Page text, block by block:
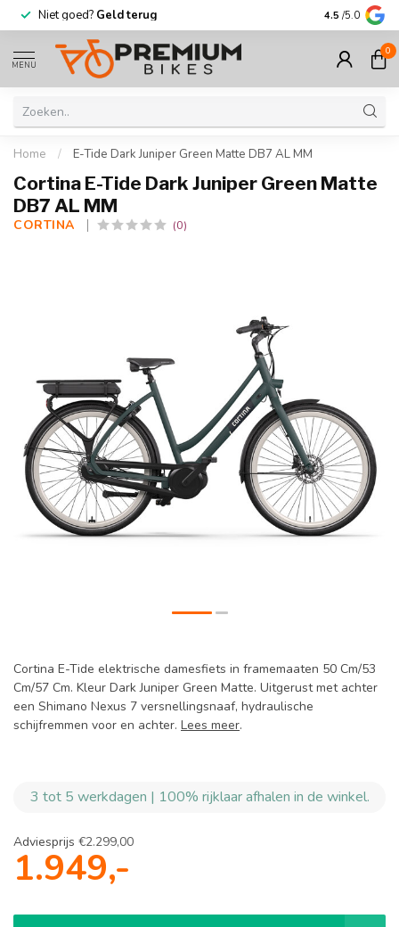
Niet goed? Geld terug Meer dan
4.5 /5.0
MENU
0
Home / E-Tide Dark Juniper Green Matte DB7 AL MM
Cortina E-Tide Dark Juniper Green Matte
DB7 AL MM
CORTINA (0)
Cortina E-Tide elektrische damesfiets in framemaaten 50 Cm/53
Cm/57 Cm. Kleur Dark Juniper Green Matte. Uitgerust met achter
een Shimano Nexus 7 versnellingsnaaf, hydraulische
schijfremmen voor en achter. Lees meer.
3 tot 5 werkdagen | 100% rijklaar afhalen in de winkel.
Adviesprijs €2.299,00
1.949,-